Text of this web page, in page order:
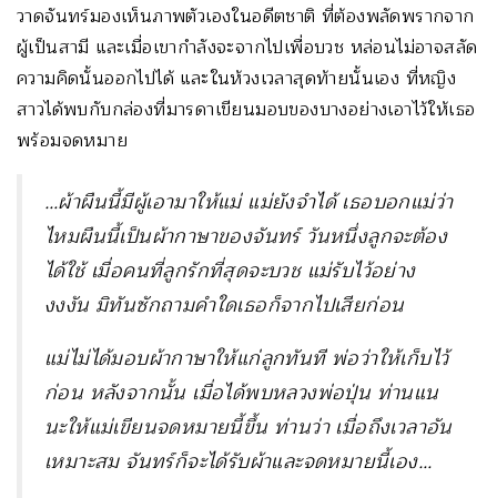
วาดจันทร์มองเห็นภาพตัวเองในอดีตชาติ ที่ต้องพลัดพรากจาก
ผู้เป็นสามี และเมื่อเขากำลังจะจากไปเพื่อบวช หล่อนไม่อาจสลัด
ความคิดนั้นออกไปได้ และในห้วงเวลาสุดท้ายนั้นเอง ที่หญิง
สาวได้พบกับกล่องที่มารดาเขียนมอบของบางอย่างเอาไว้ให้เธอ
พร้อมจดหมาย
…ผ้าผืนนี้มีผู้เอามาให้แม่ แม่ยังจำได้ เธอบอกแม่ว่า
ไหมผืนนี้เป็นผ้ากาษาของจันทร์ วันหนึ่งลูกจะต้อง
ได้ใช้ เมื่อคนที่ลูกรักที่สุดจะบวช แม่รับไว้อย่าง
งงงัน มิทันซักถามคำใดเธอก็จากไปเสียก่อน
แม่ไม่ได้มอบผ้ากาษาให้แก่ลูกทันที พ่อว่าให้เก็บไว้
ก่อน หลังจากนั้น เมื่อได้พบหลวงพ่อปุ่น ท่านแน
นะให้แม่เขียนจดหมายนี้ขึ้น ท่านว่า เมื่อถึงเวลาอัน
เหมาะสม จันทร์ก็จะได้รับผ้าและจดหมายนี้เอง…